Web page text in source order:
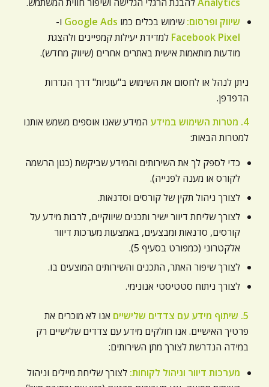
שיווק ופרסום:שימוש בכלים כמו Google Ads ו-
Facebook Pixel למדידת יעילות קמפיינים ולהצגת
מודעות מותאמות אישית באתרים אחרים (שיווק מחדש).
ניתן לנהל או לחסום את השימוש ב"עוגיות" דרך הגדרות
הדפדפן.
4. מטרות השימוש במידע
המידע שאנו אוספים משמש אותנו
למטרות הבאות:
כדי לספק לך את השירותים והמידע שביקשת (כגון הרשמה
לקורס או מענה לפנייה).
לצורך ניהול תקין של קורסים וסדנאות.
לצורך שליחת דיוור ישיר ותכנים שיווקיים, לרבות מידע על
קורסים, סדנאות ומבצעים, באמצעות מערכות דיוור
אלקטרוני (כמפורט בסעיף 5).
לצורך שיפור האתר, התכנים והשירותים המוצעים בו.
לצורך ניתוח סטטיסטי אנונימי.
5. שיתוף מידע עם צדדים שלישיים
אנו לא מוכרים את
פרטיך האישיים. אנו חולקים מידע עם צדדים שלישיים רק
במידה הנדרשת לצורך מתן השירותים:
מערכות דיוור וניהול לקוחות: לצורך שליחת מיילים וניהול